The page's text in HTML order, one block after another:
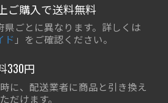
ご購入で送料無料
県ごとに異なります。詳しくは
ド 」をご確認ください。
330円
に、配送業者に商品と引き換え
だけます。